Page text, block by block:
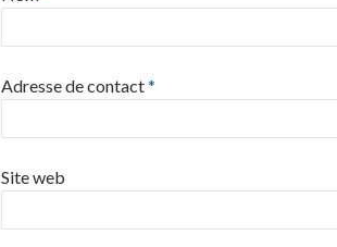
Adresse de contact*
Site web